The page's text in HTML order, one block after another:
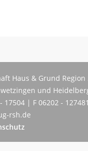
Haus & Grund
und
17504 | F 06202 -
rsh.de